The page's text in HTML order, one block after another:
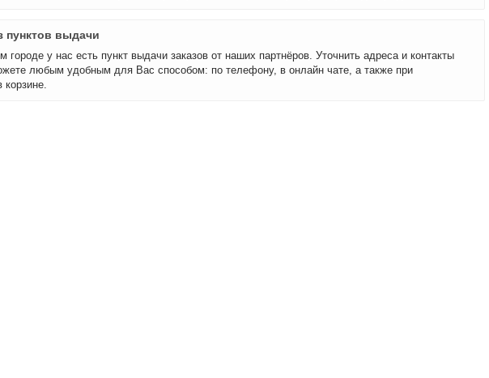
пунктов выдачи
городе у нас есть пункт выдачи заказов от наших партнёров. Уточнить адреса и контакты
любым удобным для Вас способом: по телефону, в онлайн чате, а также при
корзине.